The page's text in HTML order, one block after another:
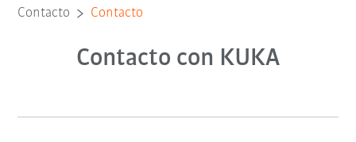
Contacto Contacto
Contacto con KUKA